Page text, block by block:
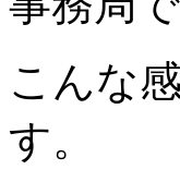
こんな
す。